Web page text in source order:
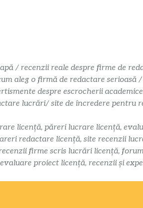
/ recenzii reale despre firme de
aleg o firmă de redactare serioasă
despre escrocherii
lucrări/ site de încredere pentru
licență, păreri lucrare licență,
redactare licență, site recenzii
firme scris lucrări licență,
proiect licență, recenzii și